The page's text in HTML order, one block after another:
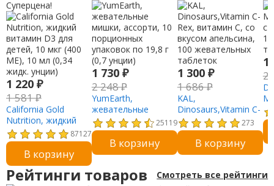
Суперцена!
1 220 ₽
1 581₽
California Gold
Nutrition, жидкий
витамин D3 для
детей, 10 мкг (400
МЕ), 10 мл (0,34
жидк. унции)
87127
В корзину
1 730 ₽
2 248₽
YumEarth,
жевательные
мишки, ассорти, 10
порционных
упаковок по 19,8 г
(0,7 унции)
25119
В корзину
1 300 ₽
1 686₽
KAL,
Dinosaurs,Vitamin C-
Rex, витамин С, со
вкусом апельсина,
100 жевательных
таблеток
273
В корзину
1
2
Рейтинги товаров Смотреть все рейтинги